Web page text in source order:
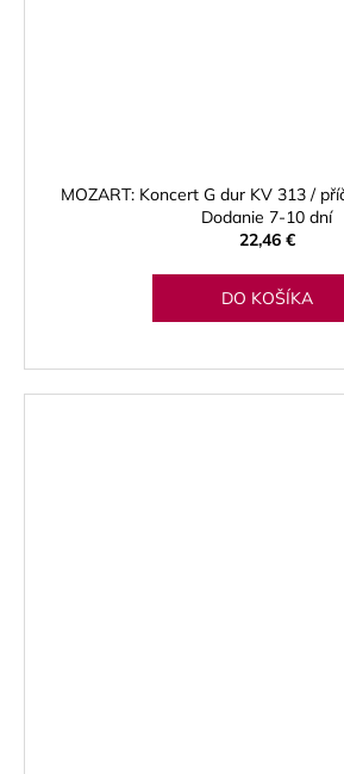
MOZART: Koncert G dur KV 313 /
Dodanie 7-10 dní
22,46 €
DO KOŠÍKA